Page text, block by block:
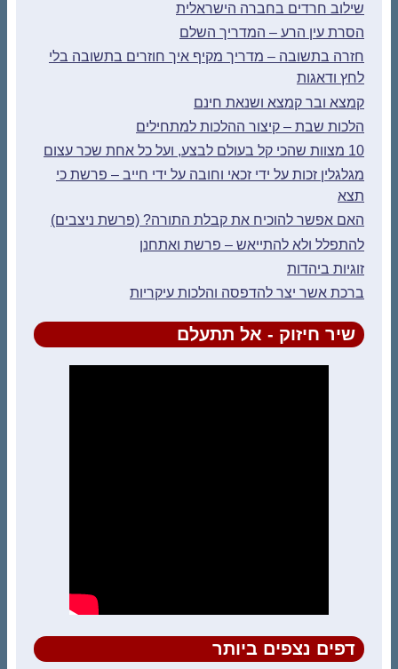
שילוב חרדים בחברה הישראלית
הסרת עין הרע – המדריך השלם
חזרה בתשובה – מדריך מקיף איך חוזרים בתשובה בלי
לחץ ודאגות
קמצא ובר קמצא ושנאת חינם
הלכות שבת – קיצור ההלכות למתחילים
10 מצוות שהכי קל בעולם לבצע, ועל כל אחת שכר עצום
מגלגלין זכות על ידי זכאי וחובה על ידי חייב – פרשת כי
תצא
האם אפשר להוכיח את קבלת התורה? (פרשת ניצבים)
להתפלל ולא להתייאש – פרשת ואתחנן
זוגיות ביהדות
ברכת אשר יצר להדפסה והלכות עיקריות
שיר חיזוק - אל תתעלם
דפים נצפים ביותר